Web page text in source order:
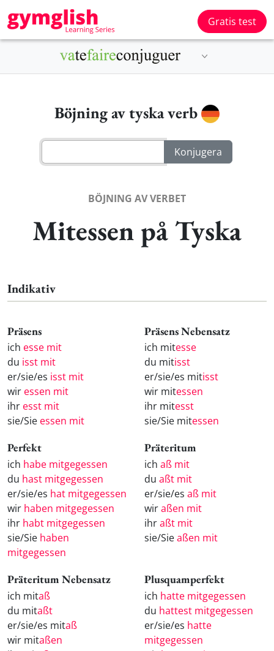
Gratis test
Böjning av tyska verb
BÖJNING AV VERBET
Mitessen på Tyska
Indikativ
Präsens
ich esse mit
du isst mit
er/sie/es isst mit
wir essen mit
ihr esst mit
sie/Sie essen mit
Präsens Nebensatz
ich mitesse
du mitisst
er/sie/es mitisst
wir mitessen
ihr mitesst
sie/Sie mitessen
Perfekt
ich habe mitgegessen
du hast mitgegessen
er/sie/es hat mitgegessen
wir haben mitgegessen
ihr habt mitgegessen
sie/Sie haben
mitgegessen
Präteritum
ich aß mit
du aßt mit
er/sie/es aß mit
wiraßen mit
ihraßt mit
sie/Sieaßen mit
Präteritum Nebensatz
ich mitaß
du mitaßt
er/sie/es mitaß
wir mitaßen
Plusquamperfekt
ich hatte mitgegessen
du hattest mitgegessen
er/sie/es hatte
mitgegessen